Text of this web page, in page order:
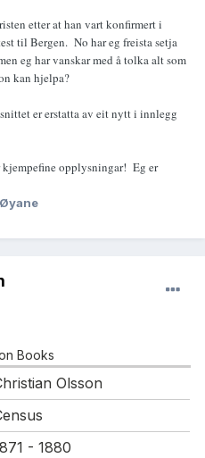
etter at han vart konfirmert i
til Bergen. No har eg freista setja
eg har vanskar med å tolka alt som
kan hjelpa?
er erstatta av eit nytt i innlegg
opplysningar! Eg er
Books
Olsson
- 1880